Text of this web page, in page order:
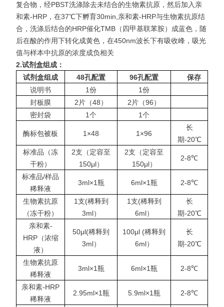
复合物，经PBST洗涤除去未结合的生物素抗原，然后加入亲
和素-HRP，在37℃下孵育30min,亲和素-HRP与生物素抗原结
合，洗涤后结合的HRP催化TMB（四甲基联苯胺）成蓝色，随
后在酸的作用下转化成黄色，在450nm波长下有吸收峰，吸光
值与样本中抗原的浓度成负相关
2.试剂盒组成：
试剂盒组成
48孔配置 96孔配置
保存
说明书
1份
1份
封板膜
2片（48）
2片（96）
密封袋
1个 1个
酶标包被板 1×48 1×96
长
期-20℃
标准品（冻
干粉）
2支（定容至
150μl）
2支（定容至
150μl）
2-8℃
标准品/样品
稀释液
3ml×1瓶 6ml×1瓶 2-8℃
生物素抗原
（冻干粉）
1支(稀释到
3ml）
1支(稀释到
6ml）
长
期-20℃
亲和素-
HRP（浓缩
液）
50μl(稀释到
3ml）
100μl (稀释到
6ml）
长
期-20℃
生物素抗原
稀释液
3ml×1瓶 6ml×1瓶 2-8℃
亲和素-HRP
稀释液
2.95ml×1瓶 5.9ml×1瓶 2-8℃